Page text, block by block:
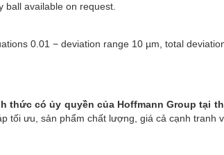
ball available on request.
0.01 − deviation range 10 µm, total
thức có ủy quyền của Hoffmann Group tại
tối ưu, sản phẩm chất lượng, giá cả cạnh tranh